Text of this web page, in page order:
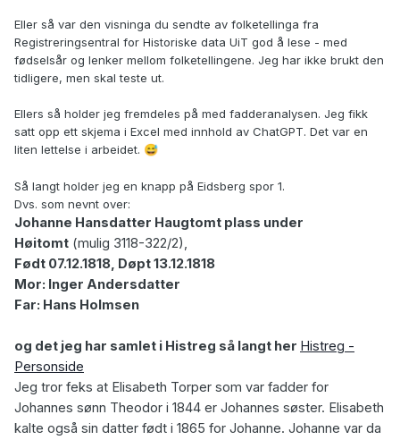
Eller så var den visninga du sendte av folketellinga fra
Registreringsentral for Historiske data UiT god å lese - med
fødselsår og lenker mellom folketellingene. Jeg har ikke brukt den
tidligere, men skal teste ut.
Ellers så holder jeg fremdeles på med fadderanalysen. Jeg fikk
satt opp ett skjema i Excel med innhold av ChatGPT. Det var en
liten lettelse i arbeidet. 😅
Så langt holder jeg en knapp på Eidsberg spor 1.
Dvs. som nevnt over:
Johanne Hansdatter Haugtomt plass under
Høitomt (mulig 3118-322/2),
Født 07.12.1818, Døpt 13.12.1818
Mor: Inger Andersdatter
Far: Hans Holmsen
og det jeg har samlet i Histreg så langt her Histreg -
Personside
Jeg tror feks at Elisabeth Torper som var fadder for
Johannes sønn Theodor i 1844 er Johannes søster. Elisabeth
kalte også sin datter født i 1865 for Johanne. Johanne var da